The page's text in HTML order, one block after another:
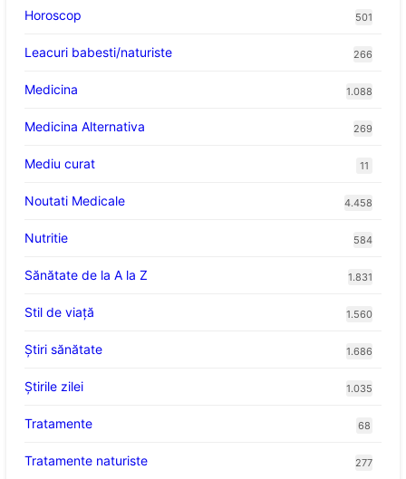
Horoscop 501
Leacuri babesti/naturiste 266
Medicina 1.088
Medicina Alternativa 269
Mediu curat 11
Noutati Medicale 4.458
Nutritie 584
Sănătate de la A la Z 1.831
Stil de viaţă 1.560
Ştiri sănătate 1.686
Știrile zilei 1.035
Tratamente 68
Tratamente naturiste 277